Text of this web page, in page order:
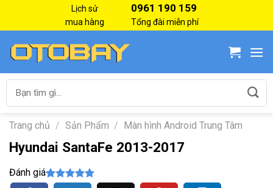
Lịch sử
mua hàng
0961 190 159
Tổng đài miễn phí
Tìm
Trang chủ / Sản Phẩm / Màn hình Android Trung Tâm
Hyundai SantaFe 2013-2017
Đánh giá